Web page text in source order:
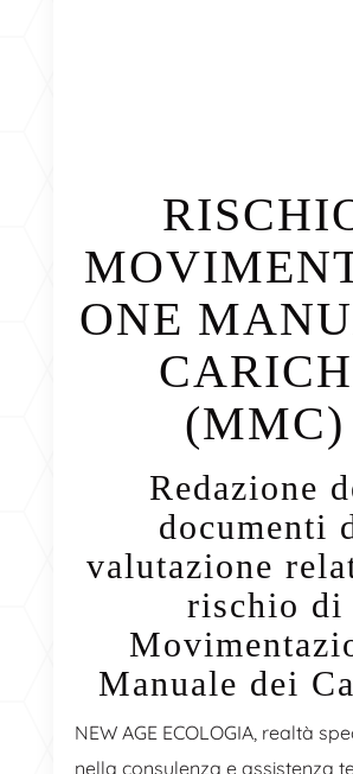
ONE
(MMC)
Redazione
documenti
valutazione
rischio di
Manuale dei
NEW AGE ECOLOGIA, realtà
nella consulenza e assistenza